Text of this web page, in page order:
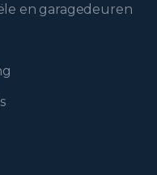
en garagedeuren